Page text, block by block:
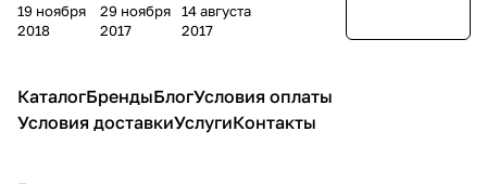
19 ноября
2018
БЕЗОПА
СНОСТИ
29 ноября
2017
БЕЗОПА
СНОСТИ
14 августа
2017
БЕЗОПА
СНОСТИ
КаталогБрендыБлогУсловия оплаты
Условия доставкиУслугиКонтакты